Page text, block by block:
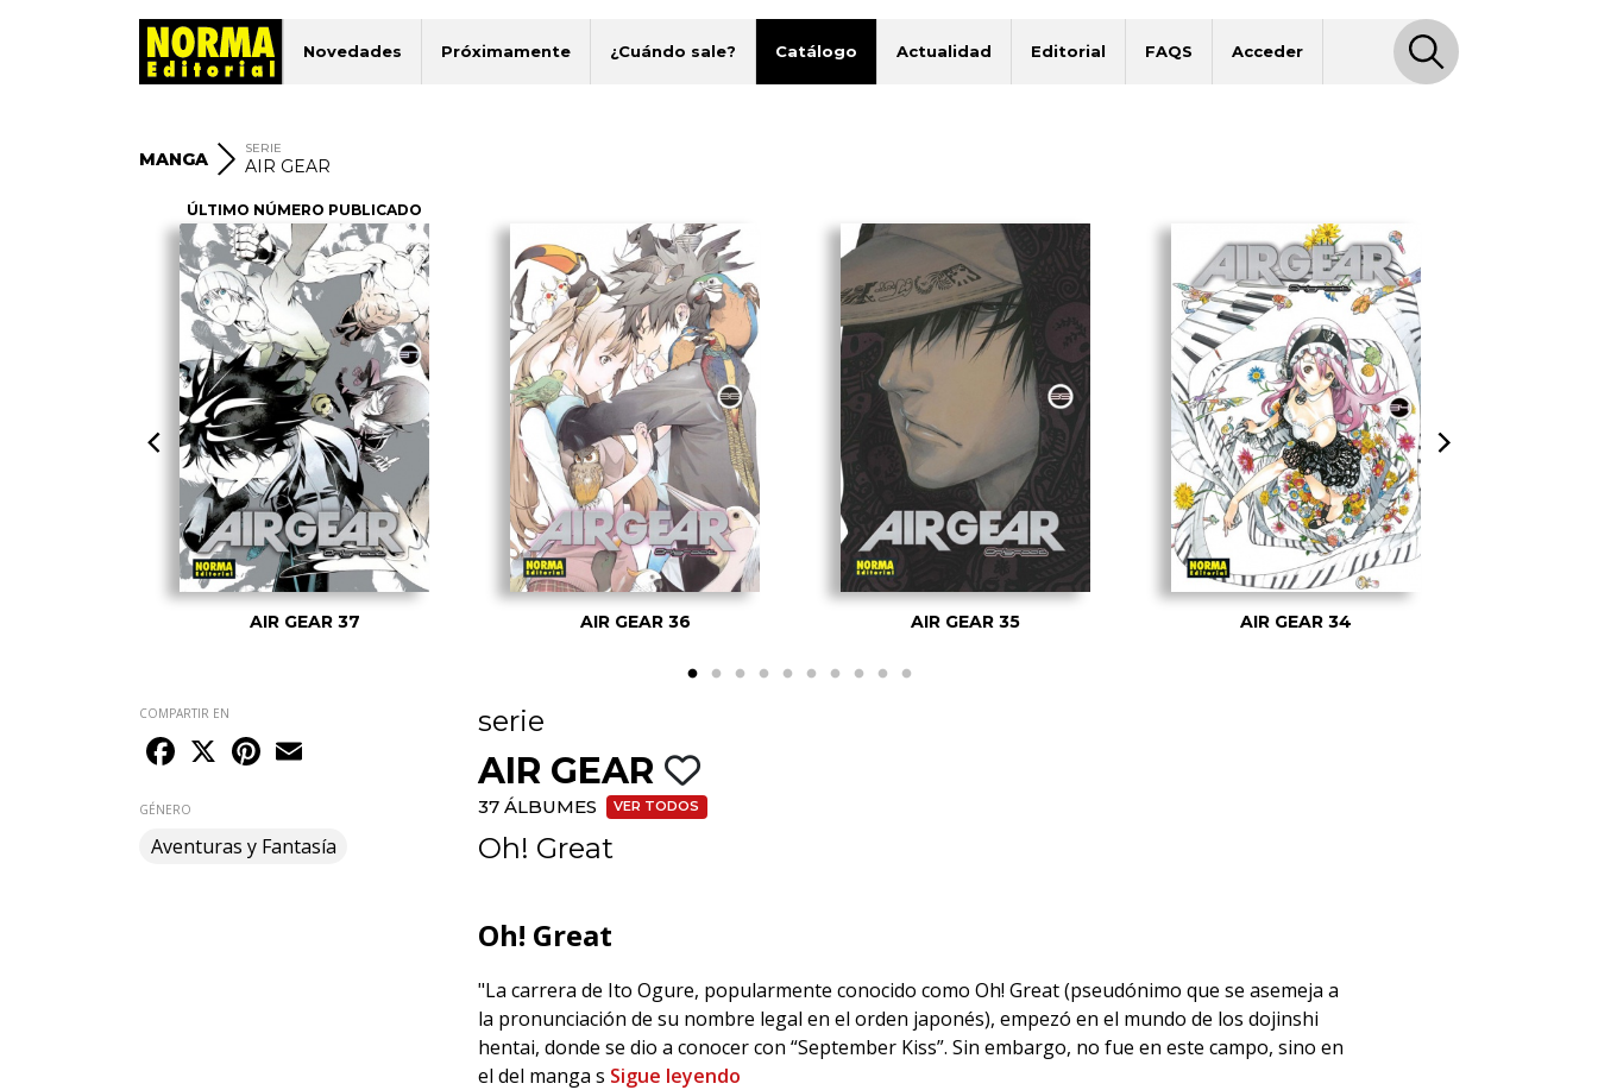
Novedades Próximamente ¿Cuándo sale? Catálogo Actualidad Editorial FAQS Acceder
MANGA
SERIE
AIR GEAR
ÚLTIMO NÚMERO PUBLICADO
AIR GEAR 37 AIR GEAR 36 AIR GEAR 35 AIR GEAR 34
COMPARTIR EN
Facebook
X Pinterest
GÉNERO
Aventuras y Fantasía
serie
AIR GEAR
37 ÁLBUMES VER TODOS
Oh! Great
Oh! Great
"La carrera de Ito Ogure, popularmente conocido como Oh! Great (pseudónimo que se asemeja a
la pronunciación de su nombre legal en el orden japonés), empezó en el mundo de los dojinshi
hentai, donde se dio a conocer con “September Kiss”. Sin embargo, no fue en este campo, sino en
el del manga s Sigue leyendo